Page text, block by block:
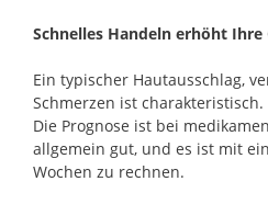
Schnelles Handeln erhöht Ihre
Ein typischer Hautausschlag,
Schmerzen ist charakteristisch.
Die Prognose ist bei
allgemein gut, und es ist mit
Wochen zu rechnen.